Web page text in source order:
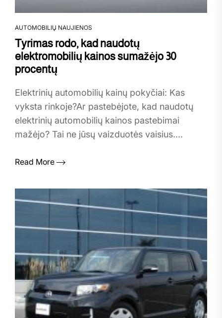
AUTOMOBILIŲ NAUJIENOS
Tyrimas rodo, kad naudotų
elektromobilių kainos sumažėjo 30
procentų
Elektrinių automobilių kainų pokyčiai: Kas
vyksta rinkoje?Ar pastebėjote, kad naudotų
elektrinių automobilių kainos pastebimai
mažėjo? Tai ne jūsų vaizduotės vaisius....
Read More